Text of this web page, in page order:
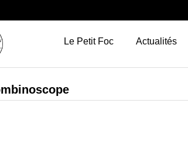
Le Petit Foc Actualités